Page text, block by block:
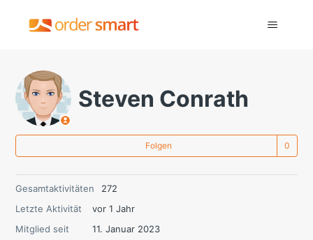
Steven Conrath
Folgen
Gesamtaktivitäten
272
Letzte Aktivität
vor 1 Jahr
Mitglied seit
11. Januar 2023